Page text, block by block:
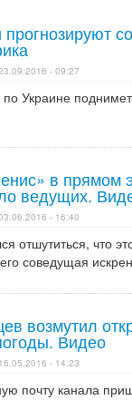
прогнозируют
- 09:27
Украине
в прямом
ведущих.
- 16:40
отшутиться, что
соведущая
возмутил
Видео
16.05.2016 - 14:23
почту канала